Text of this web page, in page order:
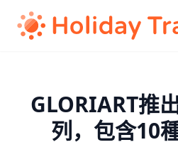
GLORIART推
列，包含10